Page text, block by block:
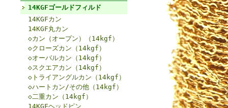
14KGFゴールドフィルド
14KGFカン
14KGF丸カン
◇カン（オープン）（14kgf）
◇クローズカン（14kgf）
◇オーバルカン（14kgf）
◇スクエアカン（14kgf）
◇トライアングルカン（14kgf）
◇ハートカン/その他（14kgf）
◇二重カン（14kgf）
14KGFヘッドピン